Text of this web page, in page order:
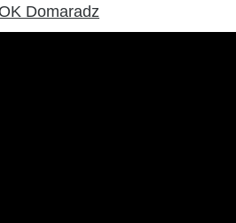
Domaradz